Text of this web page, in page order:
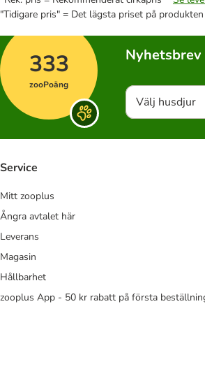
"Tidigare pris" = Det lägsta priset på
333
zooPoäng
Välj husdjur
Service
Mitt zooplus
Ångra avtalet här
Leverans
Magasin
Hållbarhet
zooplus App - 50 kr rabatt på första